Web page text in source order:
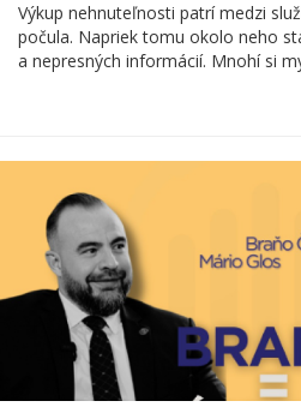
Výkup nehnuteľnosti patrí medzi
počula. Napriek tomu okolo neho
a nepresných informácií. Mnohí si